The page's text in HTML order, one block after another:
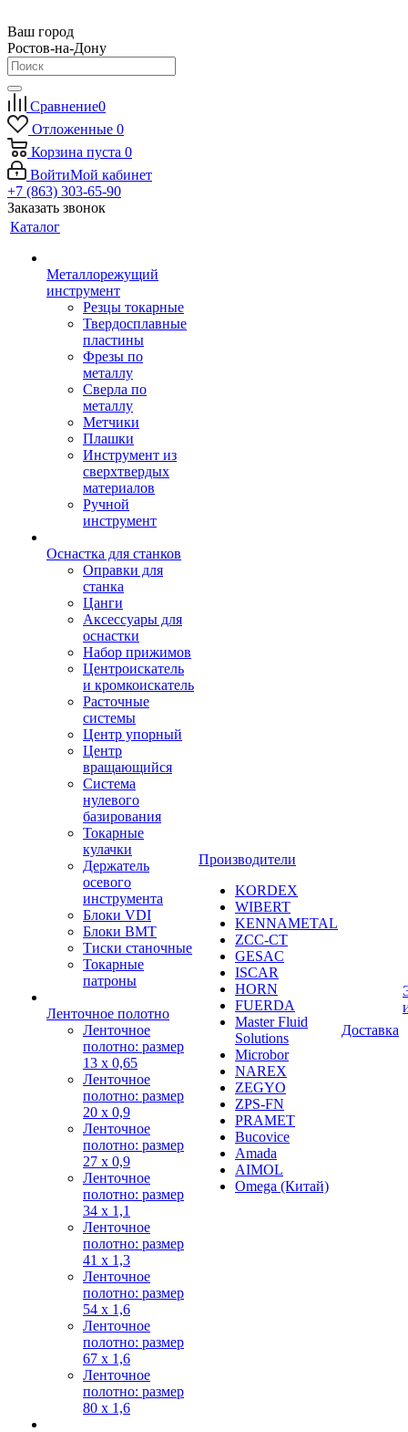
Ваш город
Ростов-на-Дону
Сравнение0
Отложенные 0
Корзина пуста 0
ВойтиМой кабинет
+7 (863) 303-65-90
Заказать звонок
Каталог
Металлорежущий
инструмент
Резцы токарные
Твердосплавные
пластины
Фрезы по
металлу
Сверла по
металлу
Метчики
Плашки
Инструмент из
сверхтвердых
материалов
Ручной
инструмент
Оснастка для станков
Оправки для
станка
Цанги
Аксессуары для
оснастки
Набор прижимов
Центроискатель
и кромкоискатель
Расточные
системы
Центр упорный
Центр
вращающийся
Система
нулевого
базирования
Токарные
кулачки
Держатель
осевого
инструмента
Блоки VDI
Блоки BMT
Тиски станочные
Токарные
патроны
Ленточное полотно
Ленточное
полотно: размер
13 х 0,65
Ленточное
полотно: размер
20 х 0,9
Ленточное
полотно: размер
27 х 0,9
Ленточное
полотно: размер
34 х 1,1
Ленточное
полотно: размер
41 х 1,3
Ленточное
полотно: размер
54 х 1,6
Ленточное
полотно: размер
67 х 1,6
Ленточное
полотно: размер
80 х 1,6
Производители
KORDEX
WIBERT
KENNAMETAL
ZCC-CT
GESAC
ISCAR
HORN
FUERDA
Master Fluid
Solutions
Microbor
NAREX
ZEGYO
ZPS-FN
PRAMET
Bucovice
Amada
AIMOL
Omega (Китай)
Доставка